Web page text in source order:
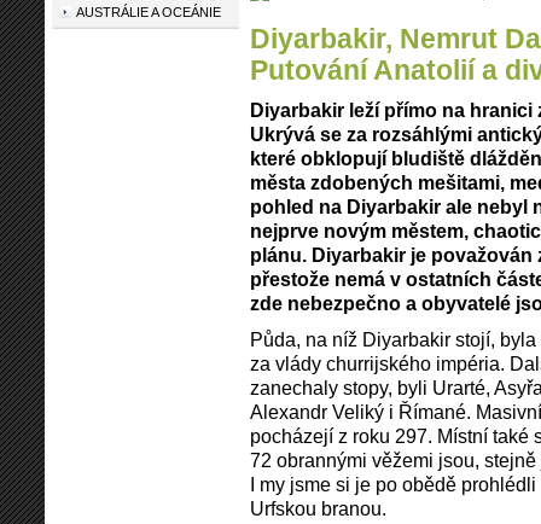
Diyarbakir, Nemrut Dagi, Harran, Urfa aneb
Putování Anatolií a
Diyarbakir leží přímo na
Ukrývá se za rozsáhlými
které obklopují bludiště
města zdobených mešitami,
pohled na Diyarbakir ale nebyl
nejprve novým městem,
plánu. Diyarbakir je
přestože nemá v ostatních
zde nebezpečno a obyvatelé
Půda, na níž Diyarbakir stojí,
za vlády churrijského impéria.
zanechaly stopy, byli Urarté,
Alexandr Veliký i Římané.
pocházejí z roku 297. Místní také
72 obrannými věžemi jsou,
I my jsme si je po obědě
Urfskou branou.
AUSTRÁLIE A OCEÁNIE